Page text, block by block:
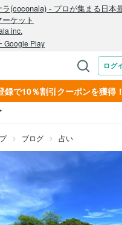
録で10％割引クーポンを獲得！
ブログ 占い